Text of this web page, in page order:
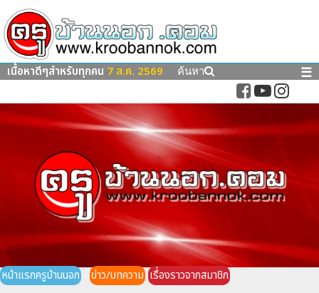
เนื้อหาดีๆสำหรับทุกคน 7 ส.ค. 2569 ค้นหา ☰
หน้าแรกครูบ้านนอก ข่าว/บทความ เรื่องราวจากสมาชิก